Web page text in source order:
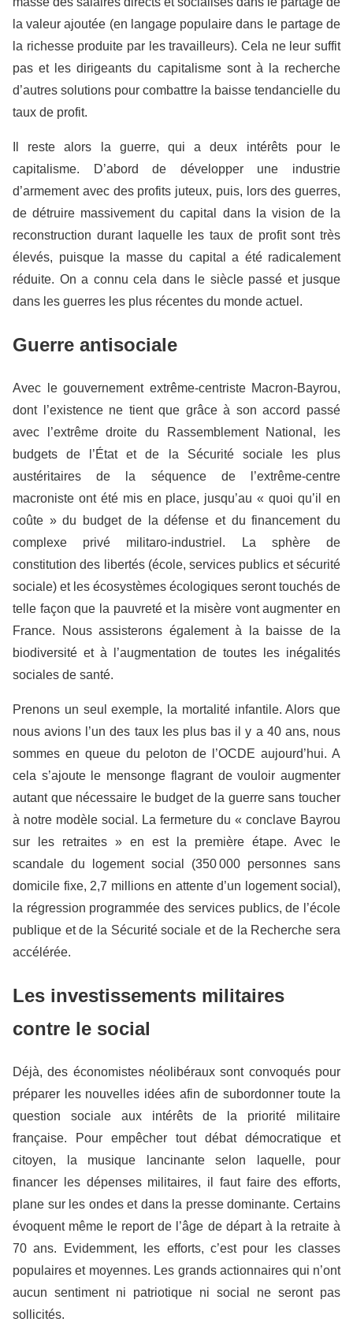
la valeur ajoutée (en langage populaire dans le partage de
la richesse produite par les travailleurs). Cela ne leur suffit
pas et les dirigeants du capitalisme sont à la recherche
d’autres solutions pour combattre la baisse tendancielle du
taux de profit.
Il reste alors la guerre, qui a deux intérêts pour le
capitalisme. D’abord de développer une industrie
d’armement avec des profits juteux, puis, lors des guerres,
de détruire massivement du capital dans la vision de la
reconstruction durant laquelle les taux de profit sont très
élevés, puisque la masse du capital a été radicalement
réduite. On a connu cela dans le siècle passé et jusque
dans les guerres les plus récentes du monde actuel.
Guerre antisociale
Avec le gouvernement extrême-centriste Macron-Bayrou,
dont l’existence ne tient que grâce à son accord passé
avec l’extrême droite du Rassemblement National, les
budgets de l’État et de la Sécurité sociale les plus
austéritaires de la séquence de l’extrême-centre
macroniste ont été mis en place, jusqu’au « quoi qu’il en
coûte » du budget de la défense et du financement du
complexe privé militaro-industriel. La sphère de
constitution des libertés (école, services publics et sécurité
sociale) et les écosystèmes écologiques seront touchés de
telle façon que la pauvreté et la misère vont augmenter en
France. Nous assisterons également à la baisse de la
biodiversité et à l’augmentation de toutes les inégalités
sociales de santé.
Prenons un seul exemple, la mortalité infantile. Alors que
nous avions l’un des taux les plus bas il y a 40 ans, nous
sommes en queue du peloton de l’OCDE aujourd’hui. A
cela s’ajoute le mensonge flagrant de vouloir augmenter
autant que nécessaire le budget de la guerre sans toucher
à notre modèle social. La fermeture du « conclave Bayrou
sur les retraites » en est la première étape. Avec le
scandale du logement social (350 000 personnes sans
domicile fixe, 2,7 millions en attente d’un logement social),
la régression programmée des services publics, de l’école
publique et de la Sécurité sociale et de la Recherche sera
accélérée.
Les investissements militaires
contre le social
Déjà, des économistes néolibéraux sont convoqués pour
préparer les nouvelles idées afin de subordonner toute la
question sociale aux intérêts de la priorité militaire
française. Pour empêcher tout débat démocratique et
citoyen, la musique lancinante selon laquelle, pour
financer les dépenses militaires, il faut faire des efforts,
plane sur les ondes et dans la presse dominante. Certains
évoquent même le report de l’âge de départ à la retraite à
70 ans. Evidemment, les efforts, c’est pour les classes
populaires et moyennes. Les grands actionnaires qui n’ont
aucun sentiment ni patriotique ni social ne seront pas
sollicités.